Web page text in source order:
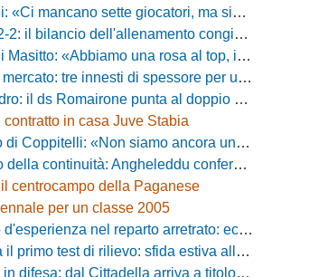
sette giocatori, ma siamo una squadra forte»
congiunto e la risposta dei nuovi arrivi
una rosa al top, il pubblico del Lamberti ci spingerà lontano»
tre innesti di spessore per un attacco da sogni
punta al doppio colpo Baldan-Volpicelli
in casa Juve Stabia
siamo ancora una squadra, ora serve tirare una riga!»
confermato in panchina, in attacco arriva Loru
centrocampo della Paganese
per un classe 2005
nel reparto arretrato: ecco Orlando
di rilievo: sfida estiva allo Zecchini con il Grosseto
Cittadella arriva a titolo definitivo Riccardo Gatti